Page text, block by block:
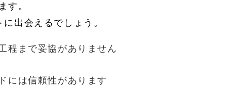
す。
出会えるでしょう。
程まで妥協がありません
には信頼性があります